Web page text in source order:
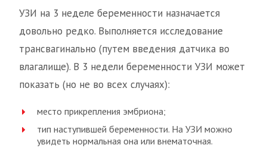
УЗИ на 3 неделе беременности назначается
довольно редко. Выполняется исследование
трансвагинально (путем введения датчика во
влагалище). В 3 недели беременности УЗИ может
показать (но не во всех случаях):
место прикрепления эмбриона;
тип наступившей беременности. На УЗИ можно
увидеть нормальная она или внематочная.